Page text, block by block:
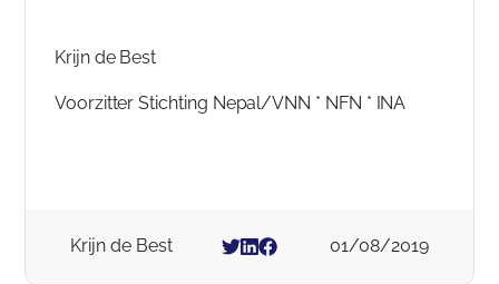
Krijn de Best
Voorzitter Stichting Nepal/VNN * NFN * INA
Krijn de Best 01/08/2019